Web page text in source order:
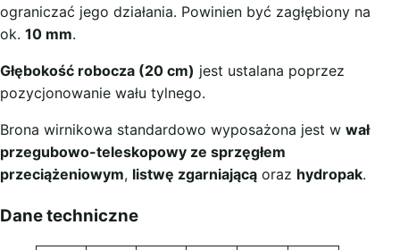
ograniczać jego działania. Powinien być zagłębiony na
ok. 10 mm.
Głębokość robocza (20 cm) jest ustalana poprzez
pozycjonowanie wału tylnego.
Brona wirnikowa standardowo wyposażona jest w wał
przegubowo-teleskopowy ze sprzęgłem
przeciążeniowym, listwę zgarniającą oraz hydropak.
Dane techniczne